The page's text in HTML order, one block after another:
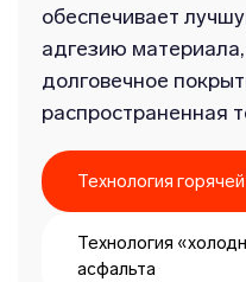
обеспечивает
адгезию
долговечное
распространенная
Технология
Технология
асфальта